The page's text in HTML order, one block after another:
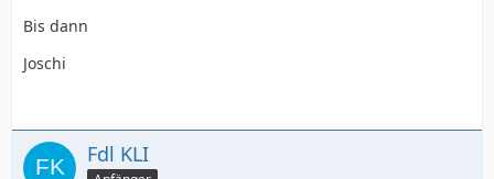
Bis dann
Joschi
Fdl KLI